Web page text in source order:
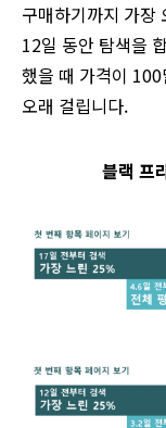
구매하기까지 가장
12일 동안 탐색을
했을 때 가격이
오래 걸립니다.
블랙 프